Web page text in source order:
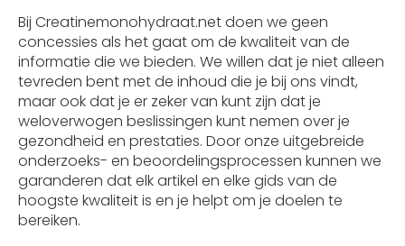
Bij Creatinemonohydraat.net doen we geen
concessies als het gaat om de kwaliteit van de
informatie die we bieden. We willen dat je niet alleen
tevreden bent met de inhoud die je bij ons vindt,
maar ook dat je er zeker van kunt zijn dat je
weloverwogen beslissingen kunt nemen over je
gezondheid en prestaties. Door onze uitgebreide
onderzoeks- en beoordelingsprocessen kunnen we
garanderen dat elk artikel en elke gids van de
hoogste kwaliteit is en je helpt om je doelen te
bereiken.